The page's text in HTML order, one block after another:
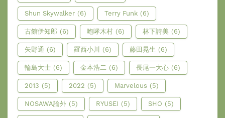
Shun Skywalker (6) Terry Funk (6)
古館伊知郎 (6) 咆哮木村 (6) 林下詩美 (6)
矢野通 (6) 羅西小川 (6) 藤田晃生 (6)
輪島大士 (6) 金本浩二 (6) 長尾一大心 (6)
2013 (5) 2022 (5) Marvelous (5)
NOSAWA論外 (5) RYUSEI (5) SHO (5)